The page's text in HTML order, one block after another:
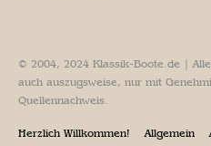
© 2004, 2024 Klassik-Boote.de |
auch auszugsweise, nur mit
Quellennachweis.
Herzlich Willkommen! Allgemein